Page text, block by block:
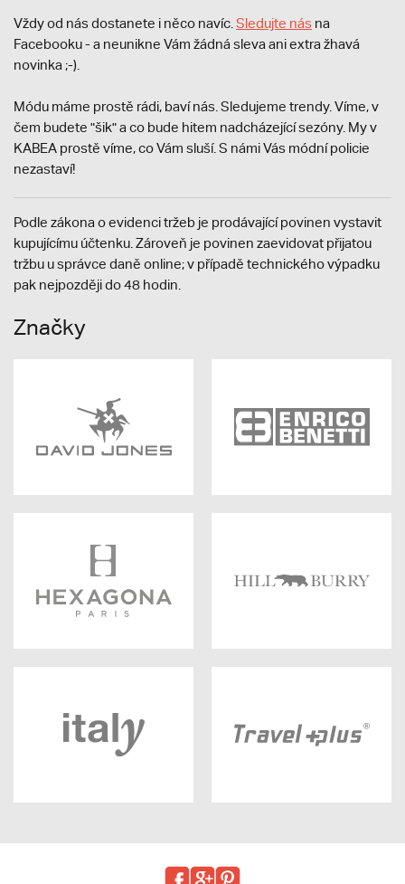
Vždy od nás dostanete i něco navíc. Sledujte nás na
Facebooku - a neunikne Vám žádná sleva ani extra žhavá
novinka ;-).
Módu máme prostě rádi, baví nás. Sledujeme trendy. Víme, v
čem budete "šik" a co bude hitem nadcházející sezóny. My v
KABEA prostě víme, co Vám sluší. S námi Vás módní policie
nezastaví!
Podle zákona o evidenci tržeb je prodávající povinen vystavit
kupujícímu účtenku. Zároveň je povinen zaevidovat přijatou
tržbu u správce daně online; v případě technického výpadku
pak nejpozději do 48 hodin.
Značky